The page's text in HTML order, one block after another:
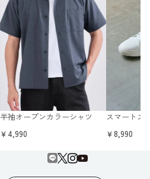
半袖オープンカラーシャツ
￥4,990
スマートス
￥8,990